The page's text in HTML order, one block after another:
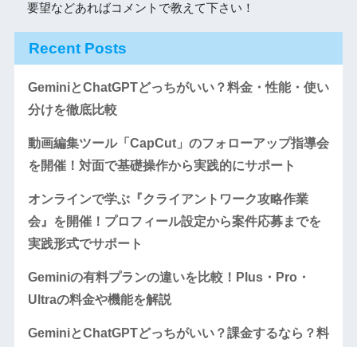
要望などあればコメントで教えて下さい！
Recent Posts
GeminiとChatGPTどっちがいい？料金・性能・使い
分けを徹底比較
動画編集ツール「CapCut」のフォローアップ指導会
を開催！対面で基礎操作から実践的にサポート
オンラインで学ぶ『クライアントワーク攻略作業
会』を開催！プロフィール設定から案件応募までを
実践形式でサポート
Geminiの有料プランの違いを比較！Plus・Pro・
Ultraの料金や機能を解説
GeminiとChatGPTどっちがいい？課金するなら？料